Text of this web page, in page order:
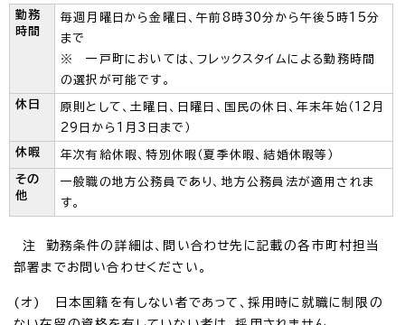
勤務
時間
毎週月曜日から金曜日、午前8時30分から午後5時15分
まで
※ 一戸町においては、フレックスタイムによる勤務時間
の選択が可能です。
休日
原則として、土曜日、日曜日、国民の休日、年末年始（12月
29日から1月3日まで）
休暇 年次有給休暇、特別休暇（夏季休暇、結婚休暇等）
その
他
一般職の地方公務員であり、地方公務員法が適用されま
す。
注 勤務条件の詳細は、問い合わせ先に記載の各市町村担当
部署までお問い合わせください。
(オ) 日本国籍を有しない者であって、採用時に就職に制限の